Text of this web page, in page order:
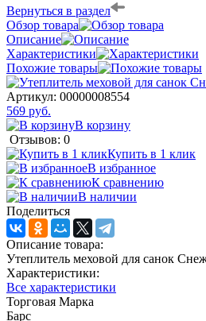
Вернуться в раздел
Обзор товара
Описание
Характеристики
Похожие товары
Артикул: 00000008554
569 руб.
В корзину
Отзывов: 0
Купить в 1 клик
В избранное
К сравнению
В наличии
Поделиться
Описание товара:
Утеплитель меховой для санок
Характеристики:
Все характеристики
Торговая Марка
Барс